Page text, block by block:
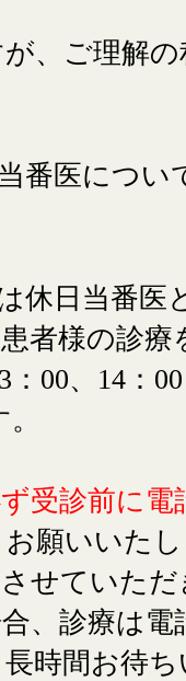
、ご理解
番医につい
休日当番医
者様の診療
00、14：
受診前に電
願いいた
せていた
、診療は電
時間お待